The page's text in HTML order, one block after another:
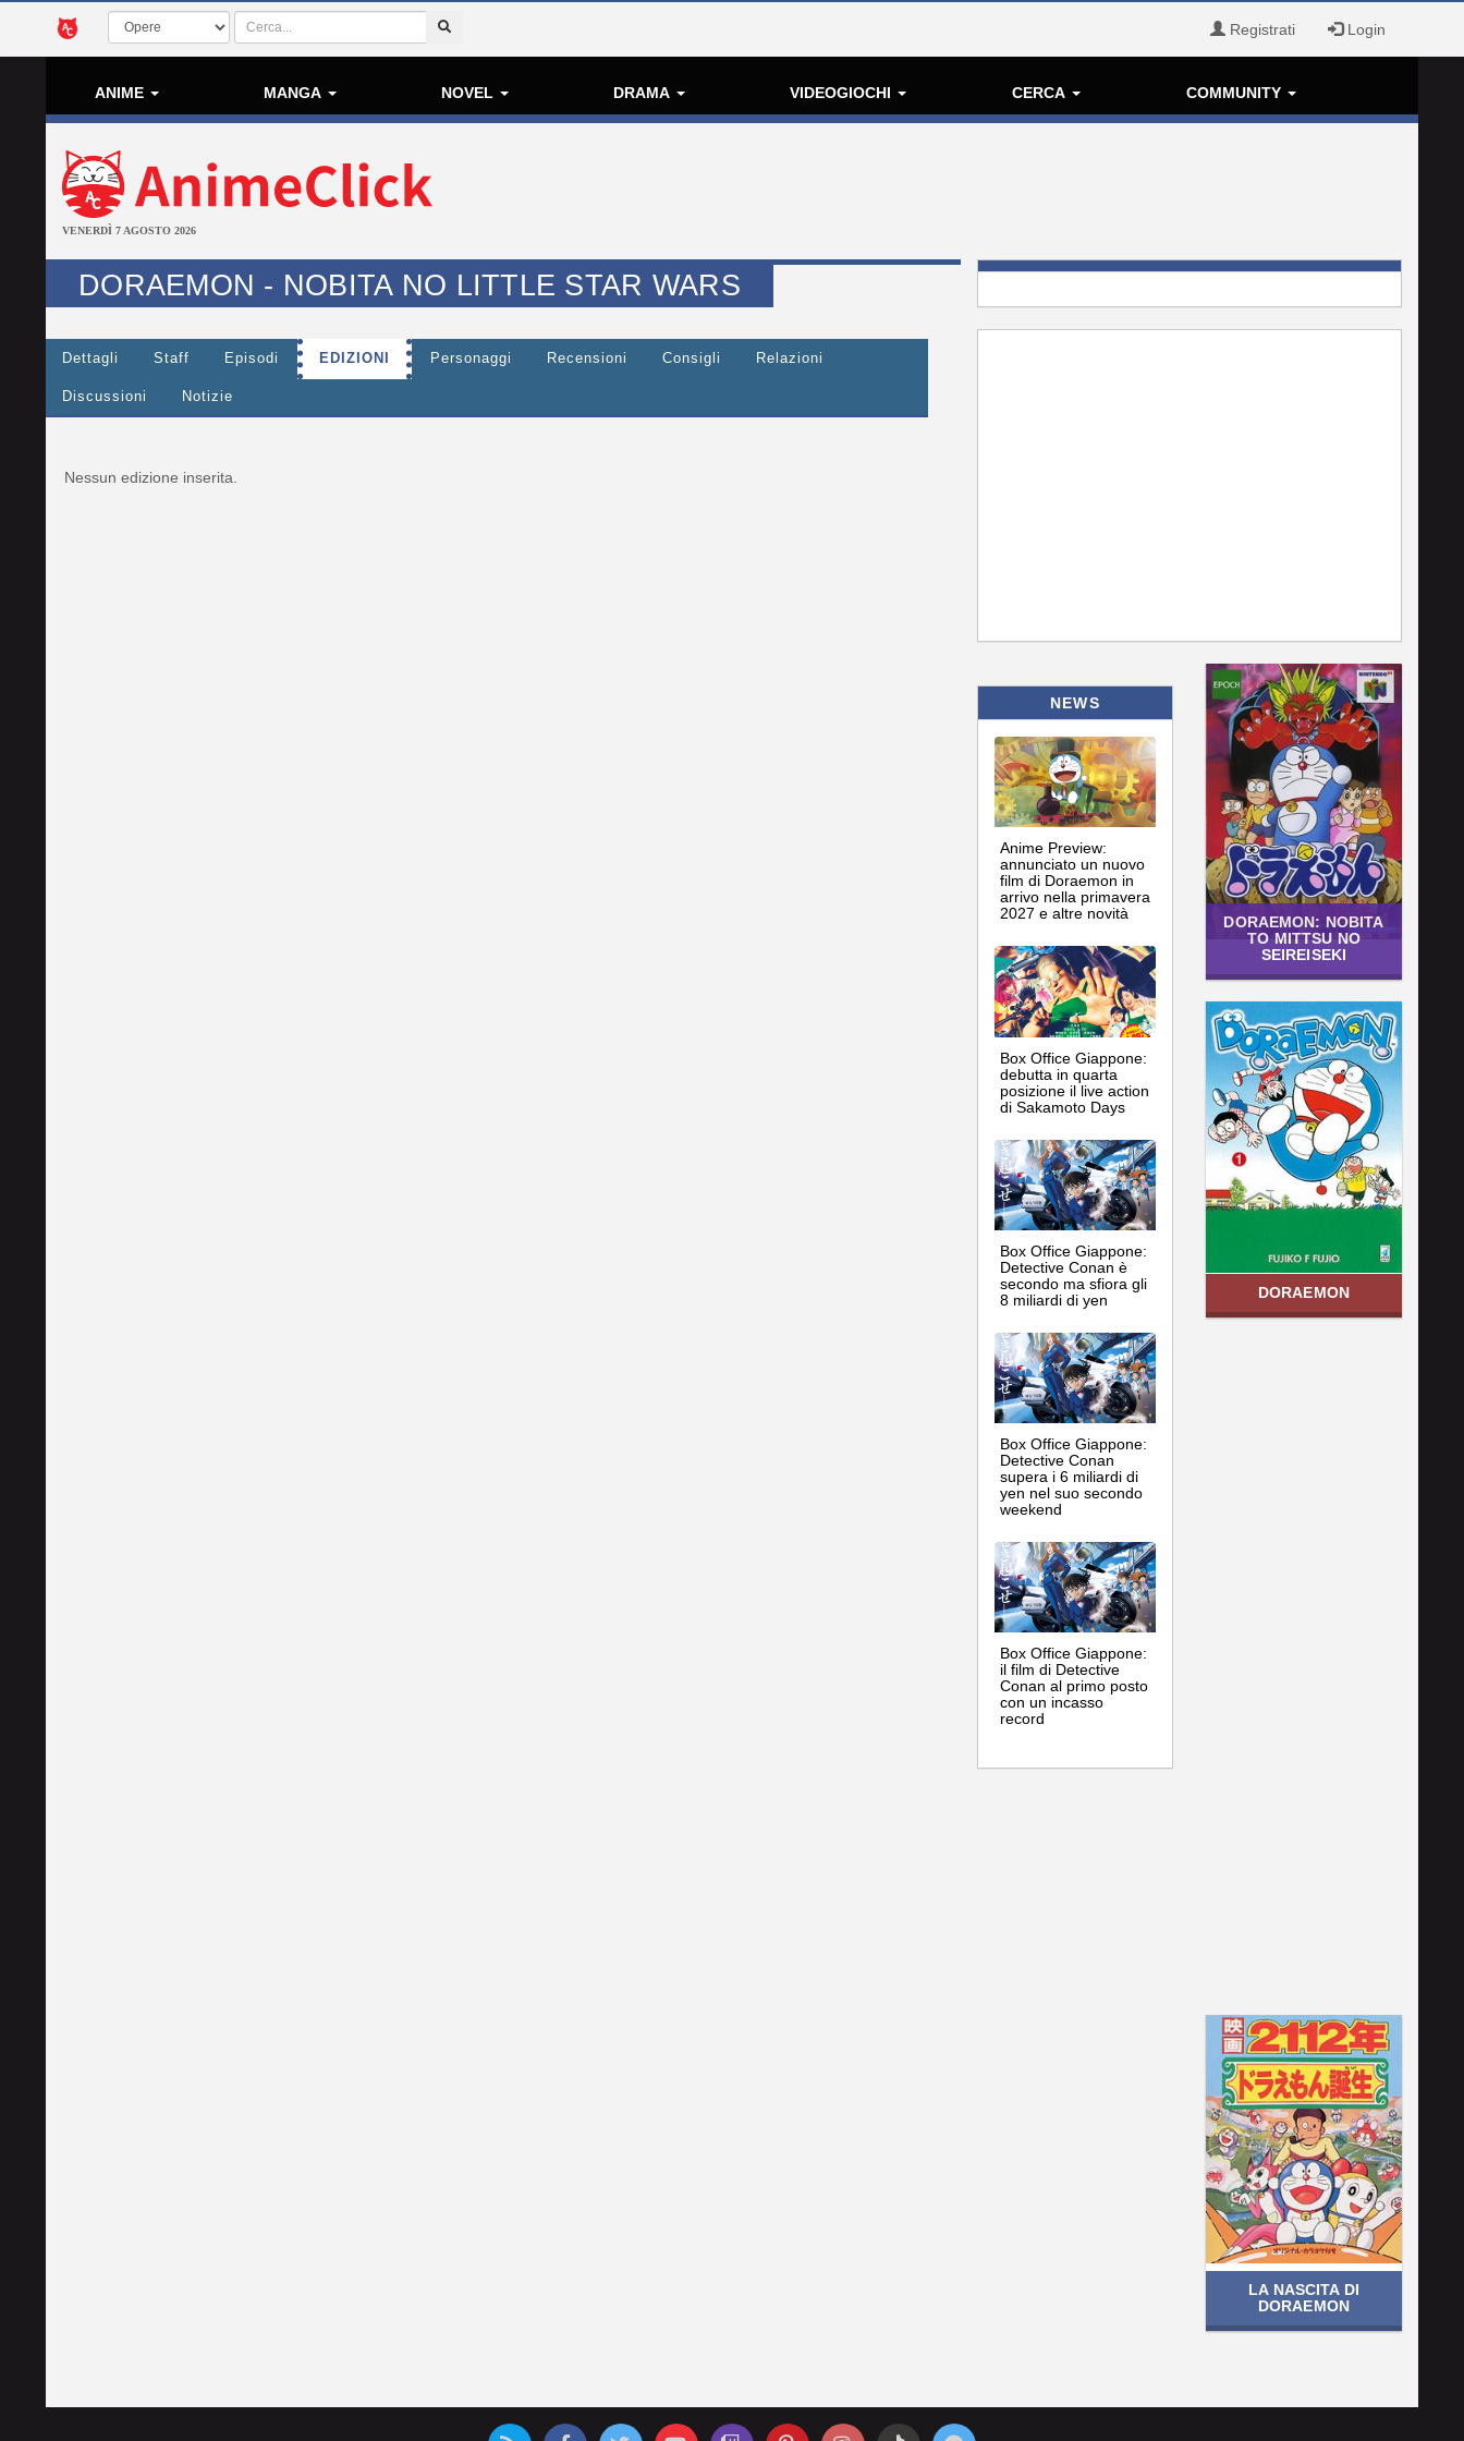
Registrati Login
ANIME MANGA NOVEL DRAMA VIDEOGIOCHI CERCA COMMUNITY
VENERDÌ 7 AGOSTO 2026
DORAEMON - NOBITA NO LITTLE STAR WARS
Dettagli Staff Episodi EDIZIONI Personaggi Recensioni Consigli Relazioni
Discussioni Notizie
Nessun edizione inserita.
NEWS
Anime Preview:
annunciato un nuovo
film di Doraemon in
arrivo nella primavera
2027 e altre novità
Box Office Giappone:
debutta in quarta
posizione il live action
di Sakamoto Days
Box Office Giappone:
Detective Conan è
secondo ma sfiora gli
8 miliardi di yen
Box Office Giappone:
Detective Conan
supera i 6 miliardi di
yen nel suo secondo
weekend
Box Office Giappone:
il film di Detective
Conan al primo posto
con un incasso
record
DORAEMON: NOBITA
TO MITTSU NO
SEIREISEKI
DORAEMON
LA NASCITA DI
DORAEMON